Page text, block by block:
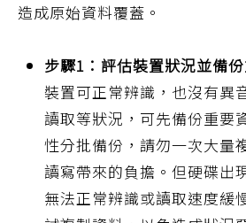
造成原始資料覆蓋。
步驟1：評估裝置狀況並備
裝置可正常辨識，也沒有異
讀取等狀況，可先備份重要
性分批備份，請勿一次大量
讀寫帶來的負擔。但硬碟出
無法正常辨識或讀取速度緩